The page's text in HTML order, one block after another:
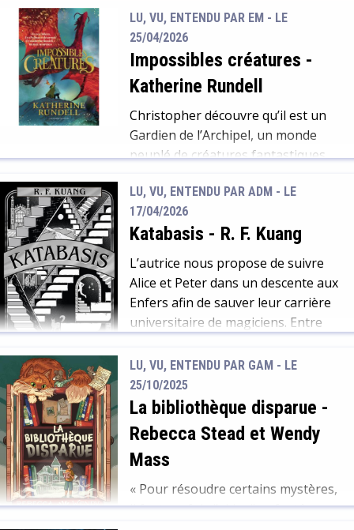
LU, VU, ENTENDU PAR EM - LE
25/04/2026
Impossibles créatures -
Katherine Rundell
Christopher découvre qu’il est un
Gardien de l’Archipel, un monde
peuplé de créatures fantastiques
magie). Epaulée par tout un
bestiaire mythique, l’autrice,
magicienne de la littérature
cette aventure traversée par
l’amitié, la protection de la nature,
l’humanité et l’ambivalence de
chaque protagoniste. De la […]
LU, VU, ENTENDU PAR ADM - LE
17/04/2026
Katabasis - R. F. Kuang
L’autrice nous propose de suivre
Alice et Peter dans un descente aux
Enfers afin de sauver leur carrière
universitaire de magiciens. Entre
vie universitaire, la lectrice plonge
dans la psychologie humaine avec
toutes ces nuances, des plus claires
ou plus sombres. Tout d’abord, un
des éléments les plus […]
LU, VU, ENTENDU PAR GAM - LE
25/10/2025
La bibliothèque disparue -
Rebecca Stead et Wendy
Mass
« Pour résoudre certains mystères,
il faut parfois l’aide d’un fantôme…